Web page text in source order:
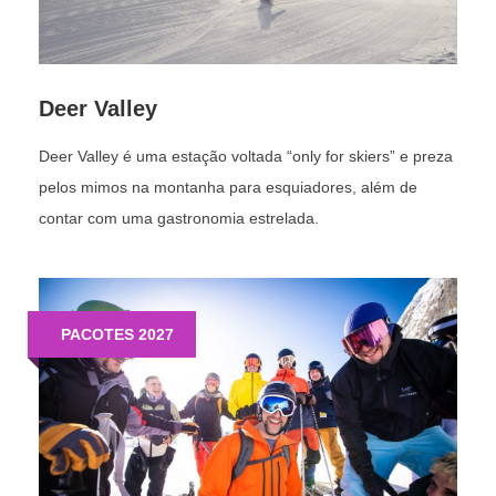
21%
Está entre os mais modernos e aconchegantes ski resorts
da América do Sul. Planejado em seus mínimos detalhes
para proporcionar sempre o melhor, o Valle Nevado conta
com um moderno sistema de fabricação de neve.
Deer Valley
Deer Valley é uma estação voltada “only for skiers” e preza
pelos mimos na montanha para esquiadores, além de
contar com uma gastronomia estrelada.
PACOTES 2027